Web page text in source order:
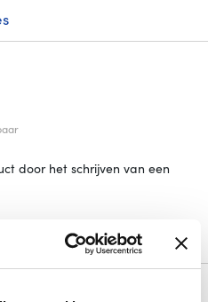
door het schrijven van een